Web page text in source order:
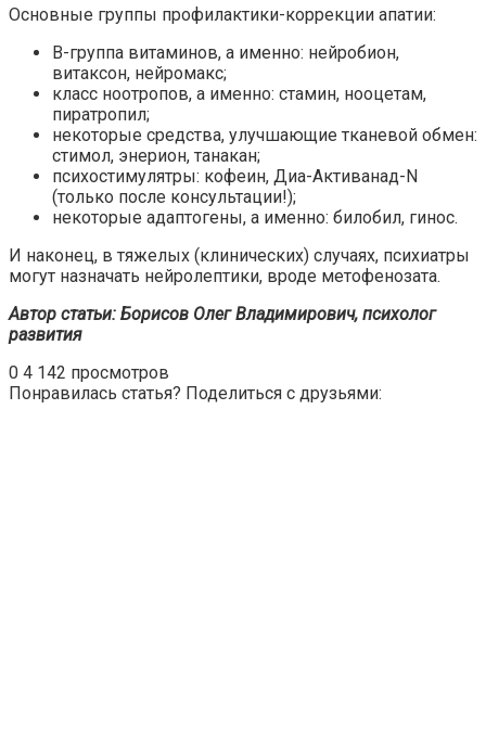
Основные группы профилактики-коррекции апатии:
В-группа витаминов, а именно: нейробион,
витаксон, нейромакс;
класс ноотропов, а именно: стамин, нооцетам,
пиратропил;
некоторые средства, улучшающие тканевой обмен:
стимол, энерион, танакан;
психостимулятры: кофеин, Диа-Активанад-N
(только после консультации!);
некоторые адаптогены, а именно: билобил, гинос.
И наконец, в тяжелых (клинических) случаях, психиатры
могут назначать нейролептики, вроде метофенозата.
Автор статьи: Борисов Олег Владимирович, психолог
развития
0 4 142 просмотров
Понравилась статья? Поделиться с друзьями: